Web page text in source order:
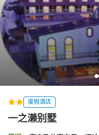
度假酒店
一之濑别墅